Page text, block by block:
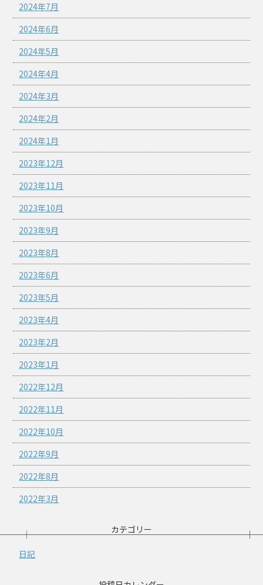
2024年7月
2024年6月
2024年5月
2024年4月
2024年3月
2024年2月
2024年1月
2023年12月
2023年11月
2023年10月
2023年9月
2023年8月
2023年6月
2023年5月
2023年4月
2023年2月
2023年1月
2022年12月
2022年11月
2022年10月
2022年9月
2022年8月
2022年3月
カテゴリー
日記